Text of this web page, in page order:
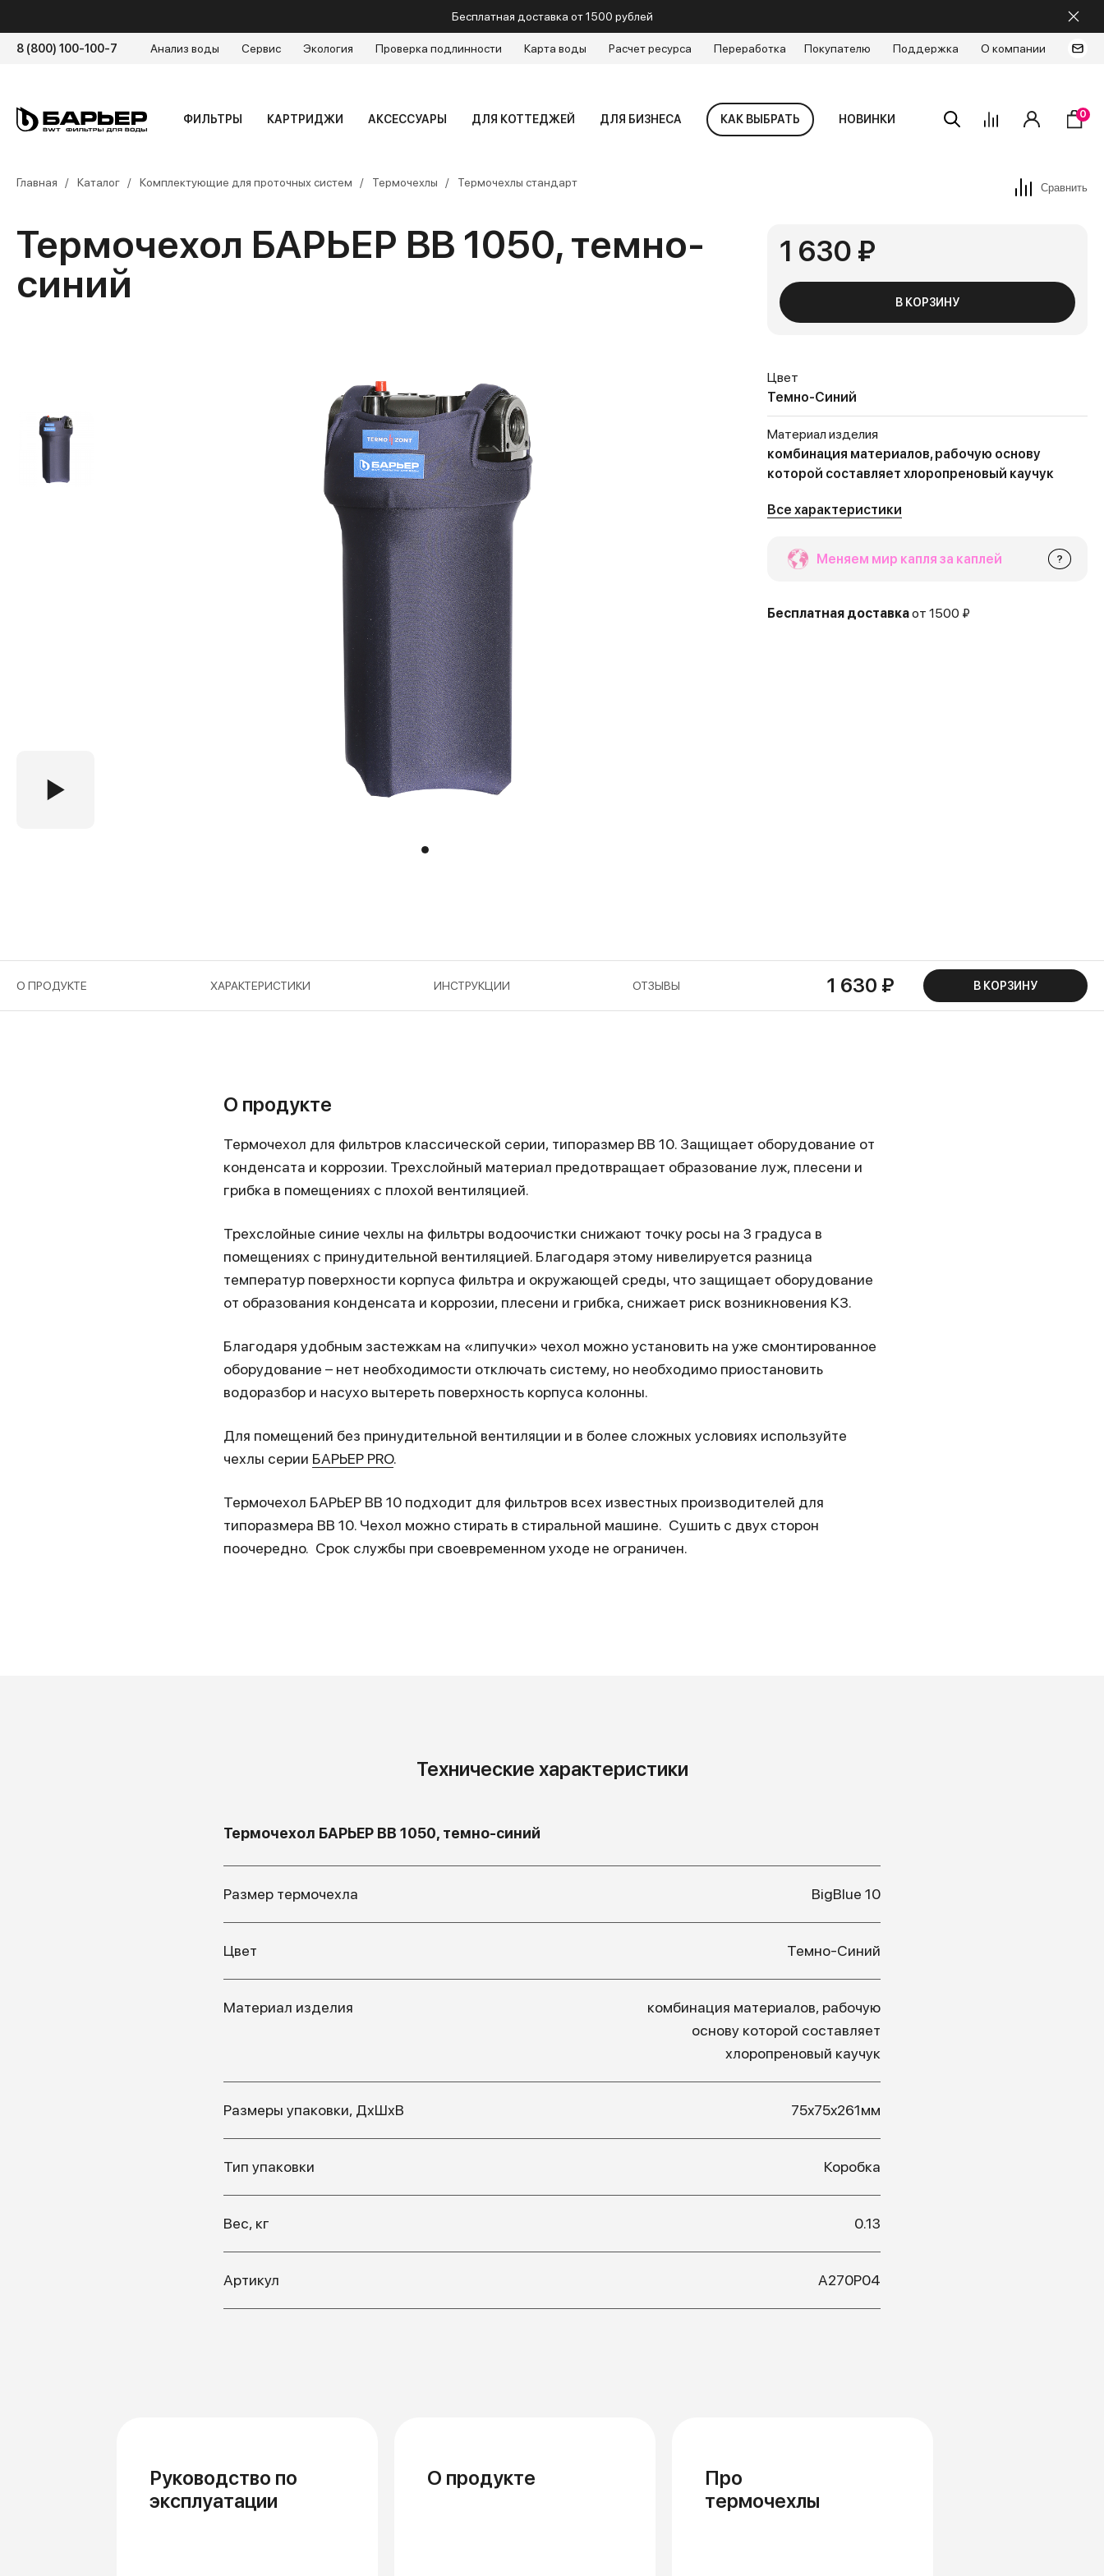
Бесплатная доставка от 1500 рублей
8 (800) 100-100-7 Анализ воды Сервис Экология Проверка подлинности Карта воды Расчет ресурса Переработка Покупателю Поддержка О компании
ФИЛЬТРЫ КАРТРИДЖИ АКСЕССУАРЫ ДЛЯ КОТТЕДЖЕЙ ДЛЯ БИЗНЕСА КАК ВЫБРАТЬ НОВИНКИ 0
Главная Каталог Комплектующие для проточных систем Термочехлы Термочехлы стандарт Сравнить
Термочехол БАРЬЕР BB 1050, темно-
синий
1 630 ₽
В КОРЗИНУ
Цвет
Темно-Синий
Материал изделия
комбинация материалов, рабочую основу
которой составляет хлоропреновый каучук
Все характеристики
Меняем мир капля за каплей ?
Бесплатная доставкаот 1500 ₽
О ПРОДУКТЕ ХАРАКТЕРИСТИКИ ИНСТРУКЦИИ ОТЗЫВЫ 1 630 ₽ В КОРЗИНУ
О продукте
Термочехол для фильтров классической серии, типоразмер BB 10. Защищает оборудование от
конденсата и коррозии. Трехслойный материал предотвращает образование луж, плесени и
грибка в помещениях с плохой вентиляцией.
Трехслойные синие чехлы на фильтры водоочистки снижают точку росы на 3 градуса в
помещениях с принудительной вентиляцией. Благодаря этому нивелируется разница
температур поверхности корпуса фильтра и окружающей среды, что защищает оборудование
от образования конденсата и коррозии, плесени и грибка, снижает риск возникновения КЗ.
Благодаря удобным застежкам на «липучки» чехол можно установить на уже смонтированное
оборудование – нет необходимости отключать систему, но необходимо приостановить
водоразбор и насухо вытереть поверхность корпуса колонны.
Для помещений без принудительной вентиляции и в более сложных условиях используйте
чехлы серии БАРЬЕР PRO.
Термочехол БАРЬЕР BB 10 подходит для фильтров всех известных производителей для
типоразмера BB 10. Чехол можно стирать в стиральной машине. Сушить с двух сторон
поочередно. Срок службы при своевременном уходе не ограничен.
Технические характеристики
Термочехол БАРЬЕР BB 1050, темно-синий
Размер термочехла BigBlue 10
Цвет Темно-Синий
Материал изделия
комбинация материалов, рабочую
основу которой составляет
хлоропреновый каучук
Размеры упаковки, ДхШхВ 75x75x261мм
Тип упаковки Коробка
Вес, кг 0.13
Артикул А270Р04
Руководство по
эксплуатации
О продукте
Про
термочехлы